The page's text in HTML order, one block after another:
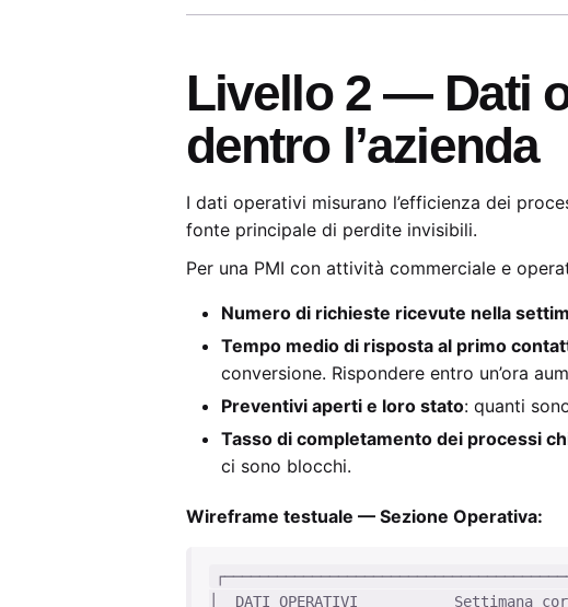
Livello 2 — Dati
dentro l’azienda
I dati operativi misurano l’efficienza dei
fonte principale di perdite invisibili.
Per una PMI con attività commerciale e
Numero di richieste ricevute nella
Tempo medio di risposta al primo
conversione. Rispondere entro un’ora
Preventivi aperti e loro stato: quanti
Tasso di completamento dei processi
ci sono blocchi.
Wireframe testuale — Sezione Operativa:
│  DATI OPERATIVI           Settimana